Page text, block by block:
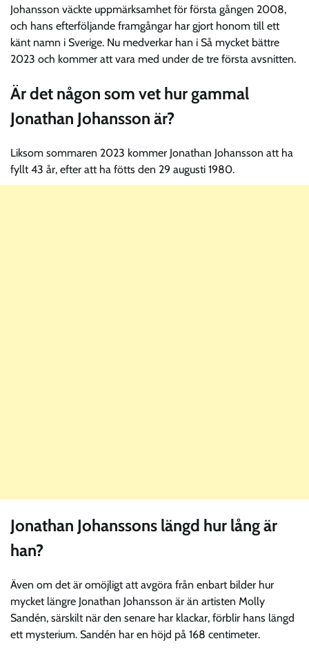
Johansson väckte uppmärksamhet för första gången 2008,
och hans efterföljande framgångar har gjort honom till ett
känt namn i Sverige. Nu medverkar han i Så mycket bättre
2023 och kommer att vara med under de tre första avsnitten.
Är det någon som vet hur gammal
Jonathan Johansson är?
Liksom sommaren 2023 kommer Jonathan Johansson att ha
fyllt 43 år, efter att ha fötts den 29 augusti 1980.
Jonathan Johanssons längd hur lång är
han?
Även om det är omöjligt att avgöra från enbart bilder hur
mycket längre Jonathan Johansson är än artisten Molly
Sandén, särskilt när den senare har klackar, förblir hans längd
ett mysterium. Sandén har en höjd på 168 centimeter.